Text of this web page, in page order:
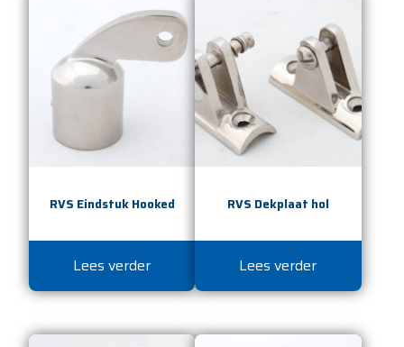
RVS Eindstuk Hooked
Lees verder
RVS Dekplaat hol
Lees verder